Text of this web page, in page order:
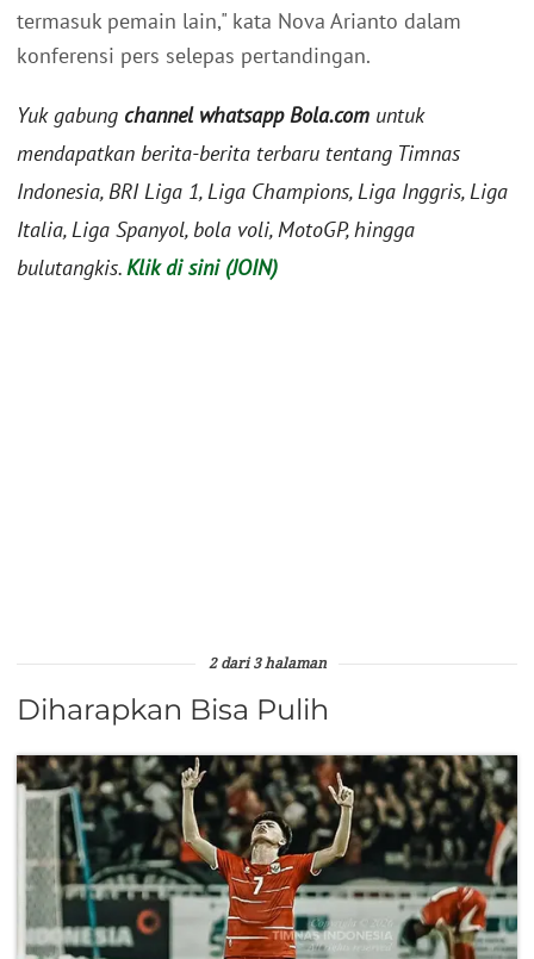
termasuk pemain lain," kata Nova Arianto dalam
konferensi pers selepas pertandingan.
Yuk gabung channel whatsapp Bola.com untuk
mendapatkan berita-berita terbaru tentang Timnas
Indonesia, BRI Liga 1, Liga Champions, Liga Inggris, Liga
Italia, Liga Spanyol, bola voli, MotoGP, hingga
bulutangkis.Klik di sini (JOIN)
2 dari 3 halaman
Diharapkan Bisa Pulih